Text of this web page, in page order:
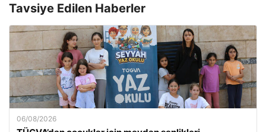
Tavsiye Edilen Haberler
06/08/2026